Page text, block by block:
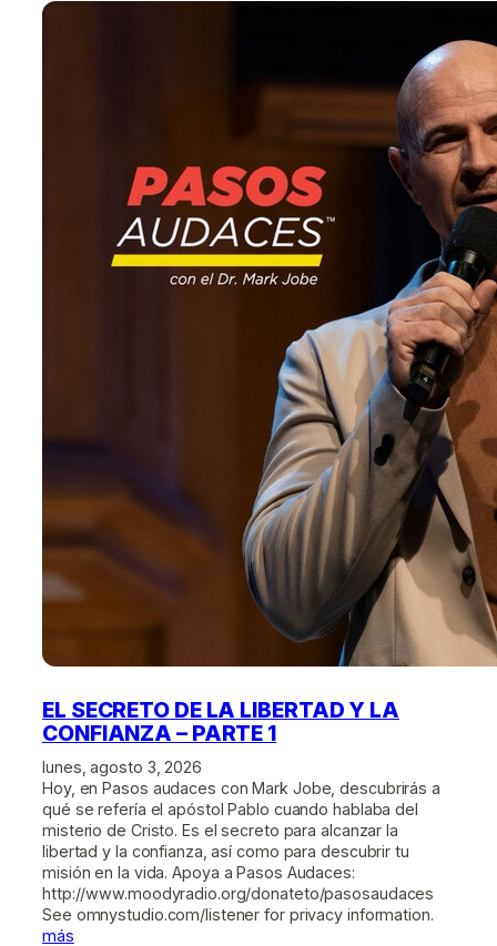
EL SECRETO DE LA LIBERTAD Y LA
CONFIANZA – PARTE 1
lunes, agosto 3, 2026
Hoy, en Pasos audaces con Mark Jobe, descubrirás a
qué se refería el apóstol Pablo cuando hablaba del
misterio de Cristo. Es el secreto para alcanzar la
libertad y la confianza, así como para descubrir tu
misión en la vida. Apoya a Pasos Audaces:
http://www.moodyradio.org/donateto/pasosaudaces
See omnystudio.com/listener for privacy information.
más